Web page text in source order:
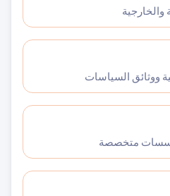
ووثائق السياسات
متخصصة